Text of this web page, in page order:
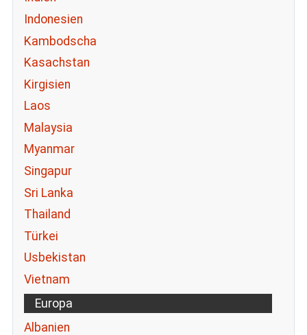
Indonesien
Kambodscha
Kasachstan
Kirgisien
Laos
Malaysia
Myanmar
Singapur
Sri Lanka
Thailand
Türkei
Usbekistan
Vietnam
Europa
Albanien